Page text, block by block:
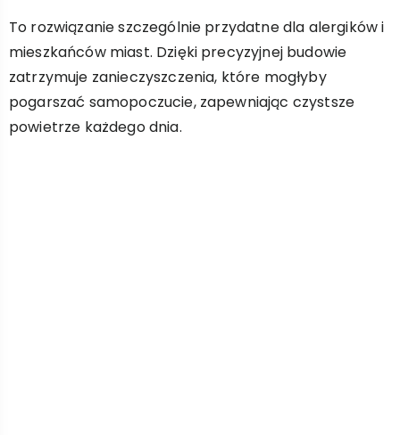
To rozwiązanie szczególnie przydatne dla alergików i
mieszkańców miast. Dzięki precyzyjnej budowie
zatrzymuje zanieczyszczenia, które mogłyby
pogarszać samopoczucie, zapewniając czystsze
powietrze każdego dnia.